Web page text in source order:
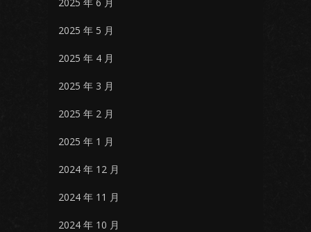
2025 年 5 月
2025 年 4 月
2025 年 3 月
2025 年 2 月
2025 年 1 月
2024 年 12 月
2024 年 11 月
2024 年 10 月